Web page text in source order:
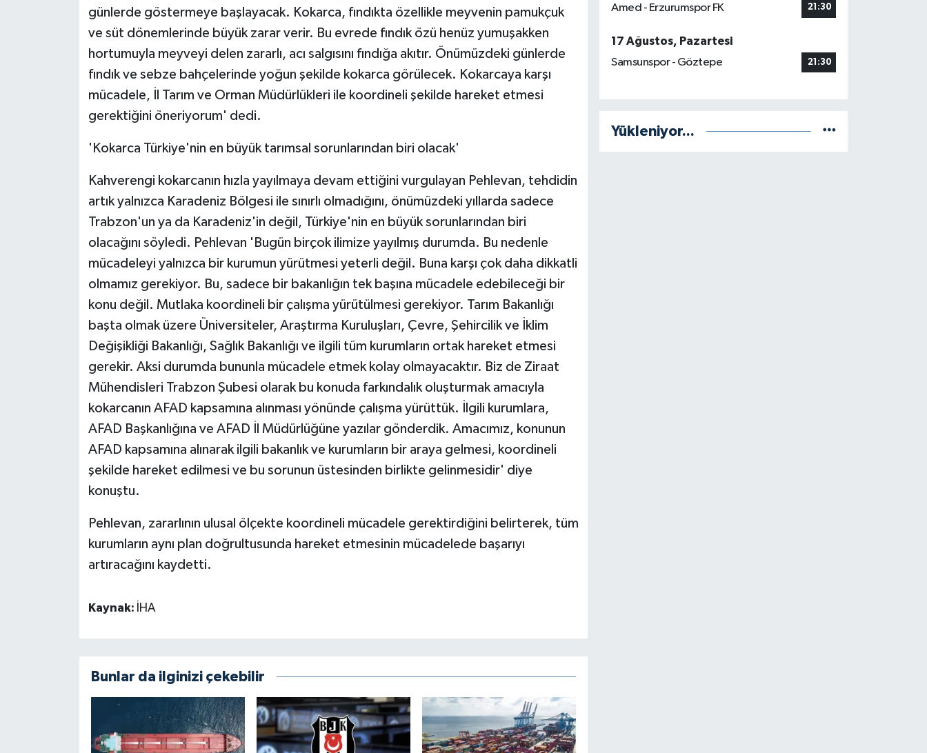
günlerde göstermeye başlayacak. Kokarca, fındıkta özellikle meyvenin pamukçuk
ve süt dönemlerinde büyük zarar verir. Bu evrede fındık özü henüz yumuşakken
hortumuyla meyveyi delen zararlı, acı salgısını fındığa akıtır. Önümüzdeki günlerde
fındık ve sebze bahçelerinde yoğun şekilde kokarca görülecek. Kokarcaya karşı
mücadele, İl Tarım ve Orman Müdürlükleri ile koordineli şekilde hareket etmesi
gerektiğini öneriyorum' dedi.
'Kokarca Türkiye'nin en büyük tarımsal sorunlarından biri olacak'
Kahverengi kokarcanın hızla yayılmaya devam ettiğini vurgulayan Pehlevan, tehdidin
artık yalnızca Karadeniz Bölgesi ile sınırlı olmadığını, önümüzdeki yıllarda sadece
Trabzon'un ya da Karadeniz'in değil, Türkiye'nin en büyük sorunlarından biri
olacağını söyledi. Pehlevan 'Bugün birçok ilimize yayılmış durumda. Bu nedenle
mücadeleyi yalnızca bir kurumun yürütmesi yeterli değil. Buna karşı çok daha dikkatli
olmamız gerekiyor. Bu, sadece bir bakanlığın tek başına mücadele edebileceği bir
konu değil. Mutlaka koordineli bir çalışma yürütülmesi gerekiyor. Tarım Bakanlığı
başta olmak üzere Üniversiteler, Araştırma Kuruluşları, Çevre, Şehircilik ve İklim
Değişikliği Bakanlığı, Sağlık Bakanlığı ve ilgili tüm kurumların ortak hareket etmesi
gerekir. Aksi durumda bununla mücadele etmek kolay olmayacaktır. Biz de Ziraat
Mühendisleri Trabzon Şubesi olarak bu konuda farkındalık oluşturmak amacıyla
kokarcanın AFAD kapsamına alınması yönünde çalışma yürüttük. İlgili kurumlara,
AFAD Başkanlığına ve AFAD İl Müdürlüğüne yazılar gönderdik. Amacımız, konunun
AFAD kapsamına alınarak ilgili bakanlık ve kurumların bir araya gelmesi, koordineli
şekilde hareket edilmesi ve bu sorunun üstesinden birlikte gelinmesidir' diye
konuştu.
Pehlevan, zararlının ulusal ölçekte koordineli mücadele gerektirdiğini belirterek, tüm
kurumların aynı plan doğrultusunda hareket etmesinin mücadelede başarıyı
artıracağını kaydetti.
Kaynak: İHA
Bunlar da ilginizi çekebilir
Amed - Erzurumspor FK 21:30
17 Ağustos, Pazartesi
Samsunspor - Göztepe
21:30
Yükleniyor...